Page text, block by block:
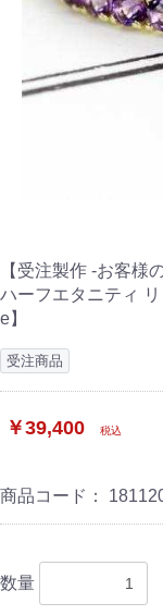
【受注製作 -お客様
ハーフエタニティ
e】
受注商品
￥39,400 税込
商品コード：
数量